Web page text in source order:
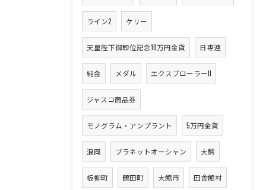
ライン2 ケリー
天皇陛下御即位記念10万円金貨 日専連
純金 メダル エクスプローラーII
ジャスコ商品券
モノグラム・アンプラント 5万円金貨
浪岡 プラネットオーシャン 大鰐
板柳町 鶴田町 大館市 田舎館村